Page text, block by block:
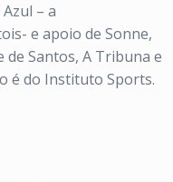
– a
e apoio de Sonne,
de Santos, A Tribuna e
é do Instituto Sports.